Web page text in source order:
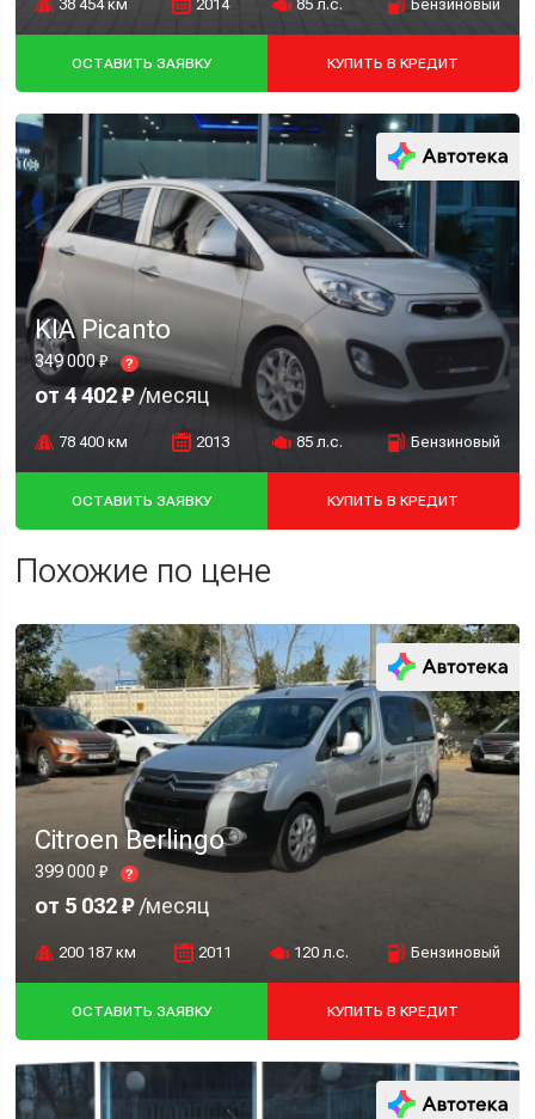
38 454 км 2014 85 л.с. Бензиновый
ОСТАВИТЬ ЗАЯВКУ КУПИТЬ В КРЕДИТ
KIA Picanto
349 000 ₽ ?
от 4 402 ₽/месяц
78 400 км 2013 85 л.с. Бензиновый
ОСТАВИТЬ ЗАЯВКУ КУПИТЬ В КРЕДИТ
Похожие по цене
Citroen Berlingo
399 000 ₽ ?
от 5 032 ₽/месяц
200 187 км 2011 120 л.с. Бензиновый
ОСТАВИТЬ ЗАЯВКУ КУПИТЬ В КРЕДИТ